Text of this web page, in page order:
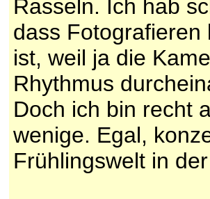
Rasseln. Ich hab
dass Fotografieren
ist, weil ja die
Rhythmus
Doch ich bin recht
wenige. Egal,
Frühlingswelt in